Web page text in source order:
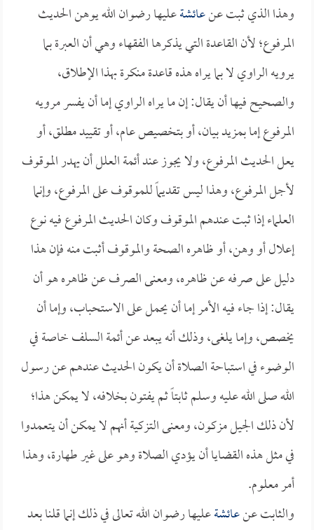
وهذا الذي ثبت عنعائشةعليها رضوان الله يوهن الحديث
المرفوع؛ لأن القاعدة التي يذكرها الفقهاء وهي أن العبرة بما
يرويه الراوي لا بما يراه هذه قاعدة منكرة بهذا الإطلاق،
والصحيح فيها أن يقال: إن ما يراه الراوي إما أن يفسر مرويه
المرفوع إما بمزيد بيان، أو بتخصيص عام، أو تقييد مطلق، أو
يعل الحديث المرفوع، ولا يجوز عند أئمة العلل أن يهدر الموقوف
لأجل المرفوع، وهذا ليس تقديماً للموقوف على المرفوع، وإنما
العلماء إذا ثبت عندهم الموقوف وكان الحديث المرفوع فيه نوع
إعلال أو وهن، أو ظاهره الصحة والموقوف أثبت منه فإن هذا
دليل على صرفه عن ظاهره، ومعنى الصرف عن ظاهره هو أن
يقال: إذا جاء فيه الأمر إما أن يحمل على الاستحباب، وإما أن
يخصص، وإما يلغى، وذلك أنه يبعد عن أئمة السلف خاصة في
الوضوء في استباحة الصلاة أن يكون الحديث عندهم عن رسول
الله صلى الله عليه وسلم ثابتاً ثم يفتون بخلافه، لا يمكن هذا؛
لأن ذلك الجيل مزكون، ومعنى التزكية أنهم لا يمكن أن يتعمدوا
في مثل هذه القضايا أن يؤدي الصلاة وهو على غير طهارة، وهذا
أمر معلوم.
والثابت عنعائشةعليها رضوان الله تعالى في ذلك إنما قلنا بعد